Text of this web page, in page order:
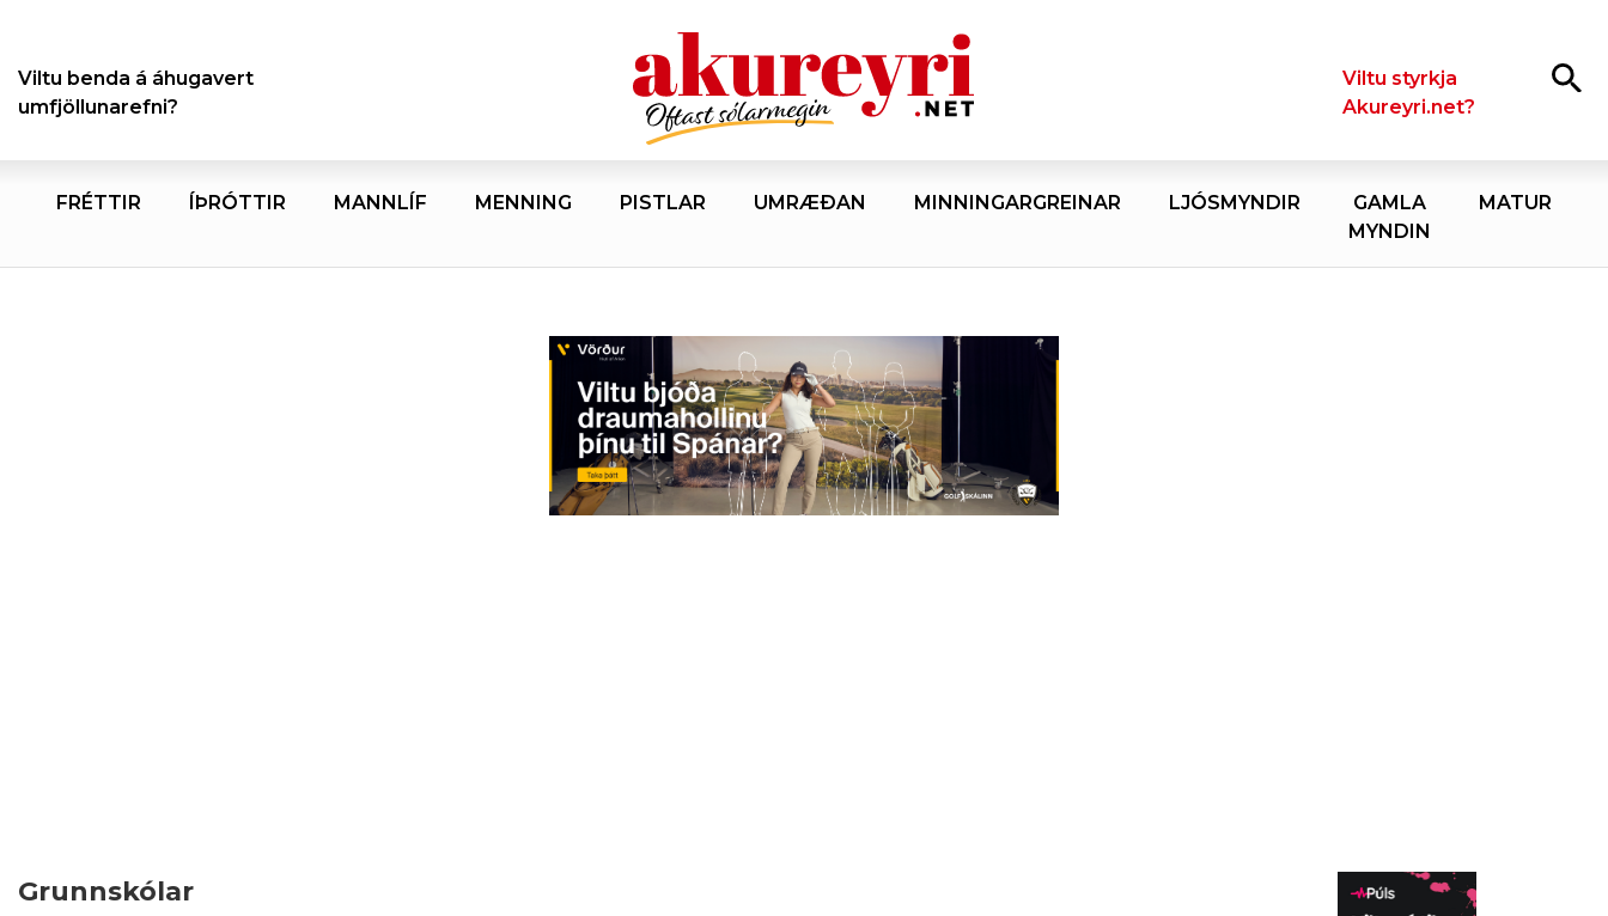
Leita
Viltu benda á áhugavert
umfjöllunarefni?
Viltu styrkja
Akureyri.net?
FRÉTTIR ÍÞRÓTTIR MANNLÍF MENNING PISTLAR UMRÆÐAN MINNINGARGREINAR LJÓSMYNDIR
GAMLA
MYNDIN
MATUR
Grunnskólar